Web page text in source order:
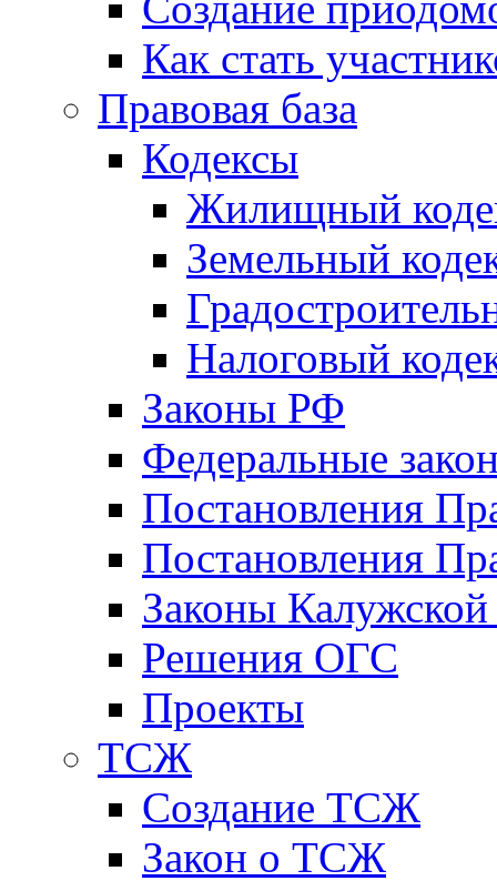
Как стать
Правовая база
Кодексы
Жилищный
Земельный
Налоговый
Законы РФ
Федеральные
Постановления
Постановления
Законы Калужской
Решения ОГС
Проекты
ТСЖ
Создание ТСЖ
Закон о ТСЖ